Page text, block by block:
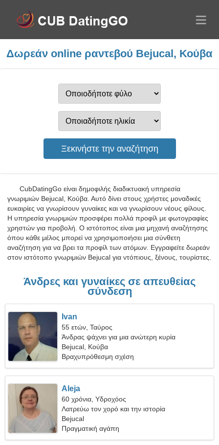
Δωρεάν online ραντεβού Bejucal, Κούβα
CubDatingGo είναι δημοφιλής διαδικτυακή υπηρεσία
γνωριμιών Bejucal, Κούβα. Αυτό δίνει στους χρήστες μοναδικές
ευκαιρίες να γνωρίσουν γυναίκες και να γνωρίσουν νέους φίλους.
Η υπηρεσία γνωριμιών προσφέρει πολλά προφίλ με φωτογραφίες
χρηστών για προβολή. Ο ιστότοπος είναι μια μηχανή αναζήτησης
όπου κάθε μέλος μπορεί να χρησιμοποιήσει μια σύνθετη
αναζήτηση για να βρει τα προφίλ των ατόμων. Εγγραφείτε δωρεάν
στον ιστότοπο γνωριμιών Bejucal για ντόπιους, ξένους, τουρίστες.
Άνδρες και γυναίκες σε απευθείας
σύνδεση
Ivan
55 ετών, Ταύρος
Άνδρας ψάχνει για μια ανώτερη κυρία
Bejucal, Κούβα
Βραχυπρόθεσμη σχέση
Aleja
60 χρόνια, Υδροχόος
Λατρεύω τον χορό και την ιστορία
Bejucal
Πραγματική αγάπη